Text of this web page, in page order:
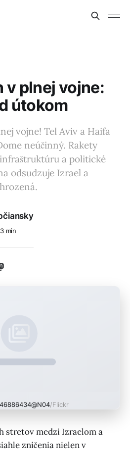
v plnej vojne:
útokom
vojne! Tel Aviv a Haifa
neúčinný. Rakety
a politické
odsudzuje Izrael a
3 min
Mastodon
46886434@N04/Flickr
stretov medzi Izraelom a
zničenia nielen v